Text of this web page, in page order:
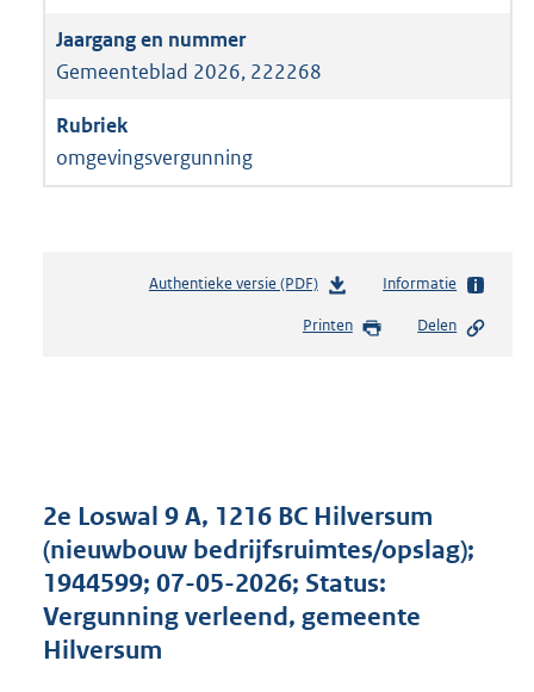
Gemeenteblad 2026, 222268
omgevingsvergunning
Authentieke versie (PDF)b
s
r
o
t
t
Informatie
Printen Delen
2e Loswal 9 A, 1216 BC Hilversum
(nieuwbouw bedrijfsruimtes/opslag);
1944599; 07-05-2026; Status:
Vergunning verleend, gemeente
Hilversum